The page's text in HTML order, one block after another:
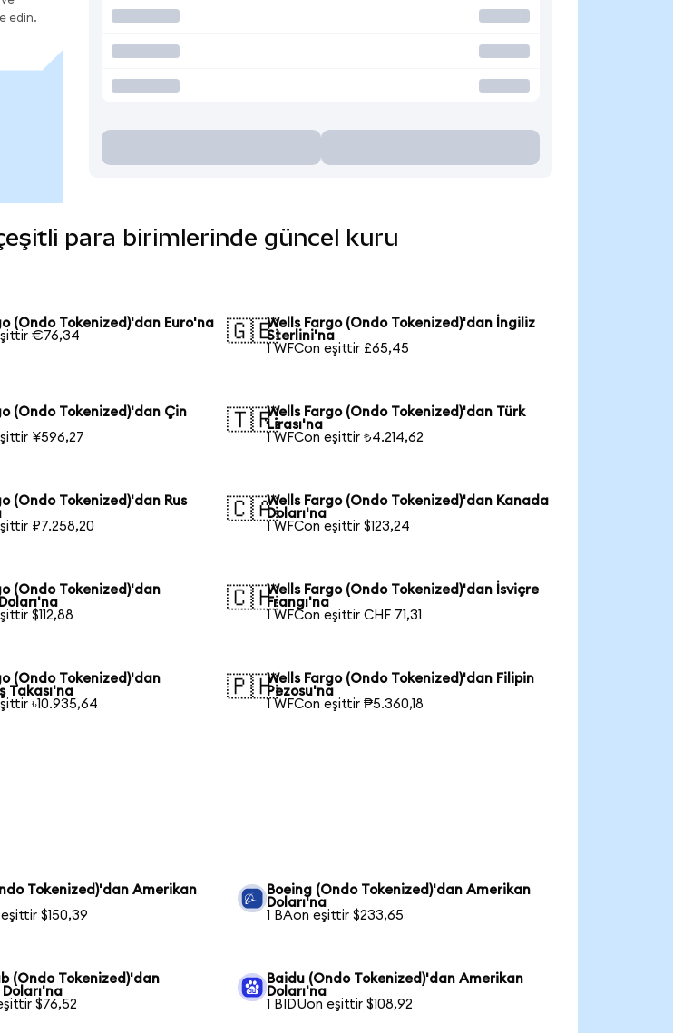
edin.
para birimlerinde güncel kuru
(Ondo Tokenized)'dan Euro'na
€76,34
🇬🇧Wells Fargo (Ondo Tokenized)'dan İngiliz
Sterlini'na
1 WFCon eşittir £65,45
(Ondo Tokenized)'dan Çin
¥596,27
🇹🇷Wells Fargo (Ondo Tokenized)'dan Türk
Lirası'na
1 WFCon eşittir ₺4.214,62
(Ondo Tokenized)'dan Rus
₽7.258,20
🇨🇦Wells Fargo (Ondo Tokenized)'dan Kanada
Doları'na
1 WFCon eşittir $123,24
(Ondo Tokenized)'dan
$112,88
🇨🇭Wells Fargo (Ondo Tokenized)'dan İsviçre
Frangı'na
1 WFCon eşittir CHF 71,31
(Ondo Tokenized)'dan
Takası'na
৳10.935,64
🇵🇭Wells Fargo (Ondo Tokenized)'dan Filipin
Pezosu'na
1 WFCon eşittir ₱5.360,18
Tokenized)'dan Amerikan
$150,39
Boeing (Ondo Tokenized)'dan Amerikan
Doları'na
1 BAon eşittir $233,65
(Ondo Tokenized)'dan
$76,52
Baidu (Ondo Tokenized)'dan Amerikan
Doları'na
1 BIDUon eşittir $108,92